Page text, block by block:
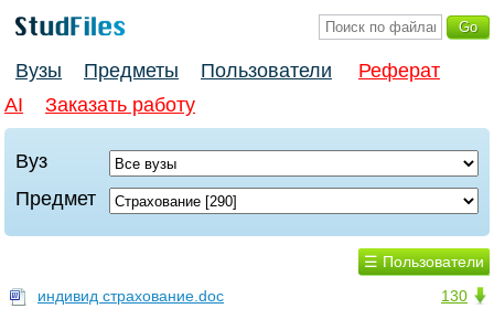
Вузы Предметы Пользователи
Реферат
AI
Заказать работу
Вуз
Предмет
☰ Пользователи
130
индивид страхование.doc